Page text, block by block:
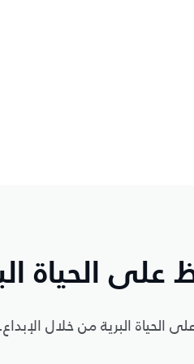
على الحياة
الحياة البرية من خلال